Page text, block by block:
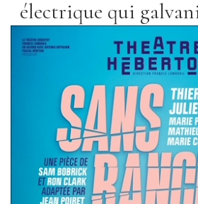
électrique qui